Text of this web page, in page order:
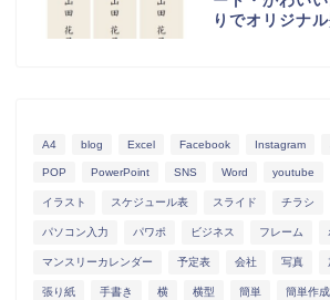
りでオリジナ
A4 blog Excel Facebook Instagram
POP PowerPoint SNS Word youtube
イラスト スケジュール表 スライド チラシ
パソコン入力 パワポ ビジネス フレーム
マンスリーカレンダー 予定表 会社 写真
張り紙 手書き 横 横型 簡単 簡単作成